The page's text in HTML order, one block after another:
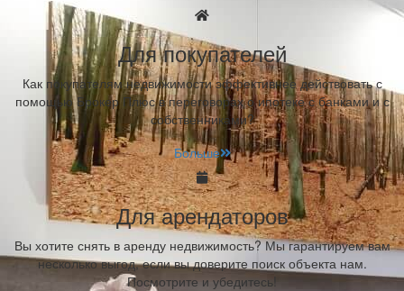
Для покупателей
Как покупателям недвижимости эффективнее действовать с
помощью Брокер Плюс в переговорах о ипотеке с банками и с
собственниками?
Больше
Для арендаторов
Вы хотите снять в аренду недвижимость? Мы гарантируем вам
несколько выгод, если вы доверите поиск объекта нам.
Посмотрите и убедитесь!